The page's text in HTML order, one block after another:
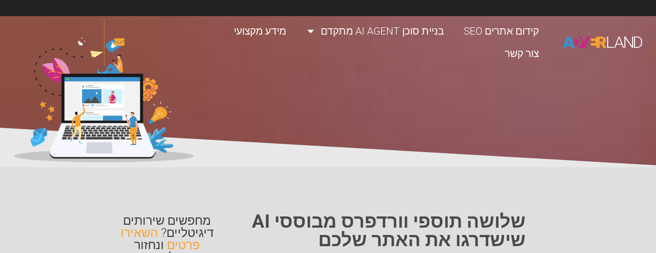
קידום אתרים SEO בניית סוכן AI AGENT מתקדם
מידע מקצועי
צור קשר
שלושה תוספי וורדפרס מבוססי AI
שישדרגו את האתר שלכם
מחפשים שירותים
דיגיטליים? השאירו
פרטים ונחזור